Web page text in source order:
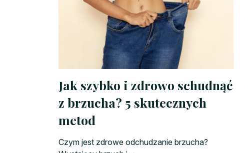
Jak szybko i zdrowo schudnąć
z brzucha? 5 skutecznych
metod
Czym jest zdrowe odchudzanie brzucha?